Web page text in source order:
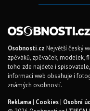
Osobnosti.cz Největší český
zpěváků, zpěvaček, modelek,
toho zde najdete i
informací web obsahuje i
známých osobností.
Reklama| Cookies| Osobní